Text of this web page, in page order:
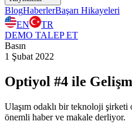
BlogHaberlerBaşarı Hikayeleri
EN
TR
DEMO TALEP ET
Basın
1 Şubat 2022
Optiyol #4 ile
Ulaşım odaklı bir teknoloji
önemli haber ve makale derliyor.